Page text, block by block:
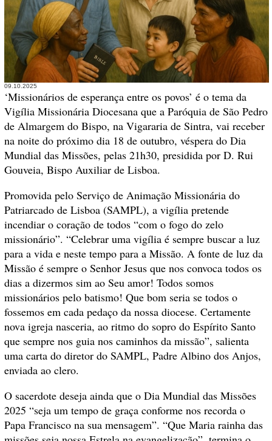
09.10.2025
‘Missionários de esperança entre os povos’ é o tema da
Vigília Missionária Diocesana que a Paróquia de São Pedro
de Almargem do Bispo, na Vigararia de Sintra, vai receber
na noite do próximo dia 18 de outubro, véspera do Dia
Mundial das Missões, pelas 21h30, presidida por D. Rui
Gouveia, Bispo Auxiliar de Lisboa.
Promovida pelo Serviço de Animação Missionária do
Patriarcado de Lisboa (SAMPL), a vigília pretende
incendiar o coração de todos “com o fogo do zelo
missionário”. “Celebrar uma vigília é sempre buscar a luz
para a vida e neste tempo para a Missão. A fonte de luz da
Missão é sempre o Senhor Jesus que nos convoca todos os
dias a dizermos sim ao Seu amor! Todos somos
missionários pelo batismo! Que bom seria se todos o
fossemos em cada pedaço da nossa diocese. Certamente
nova igreja nasceria, ao ritmo do sopro do Espírito Santo
que sempre nos guia nos caminhos da missão”, salienta
uma carta do diretor do SAMPL, Padre Albino dos Anjos,
enviada ao clero.
O sacerdote deseja ainda que o Dia Mundial das Missões
2025 “seja um tempo de graça conforme nos recorda o
Papa Francisco na sua mensagem”. “Que Maria rainha das